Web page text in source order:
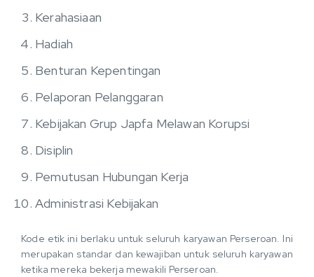
Kerahasiaan
Hadiah
Benturan Kepentingan
Pelaporan Pelanggaran
Kebijakan Grup Japfa Melawan Korupsi
Disiplin
Pemutusan Hubungan Kerja
Administrasi Kebijakan
Kode etik ini berlaku untuk seluruh karyawan Perseroan. Ini
merupakan standar dan kewajiban untuk seluruh karyawan
ketika mereka bekerja mewakili Perseroan.